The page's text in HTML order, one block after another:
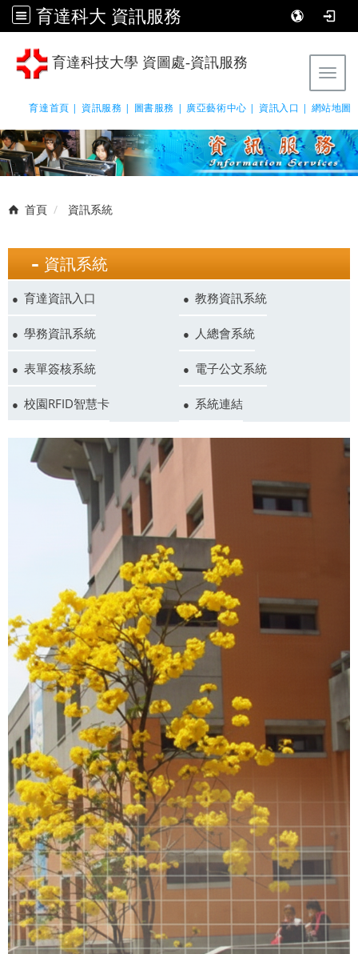
育達科大 資訊服務
育達科技大學 資圖處-資訊服務
育達首頁 | 資訊服務 | 圖書服務 | 廣亞藝術中心 | 資訊入口 | 網站地圖
首頁 資訊系統
資訊系統
育達資訊入口 教務資訊系統
學務資訊系統 人總會系統
表單簽核系統 電子公文系統
校園RFID智慧卡 系統連結